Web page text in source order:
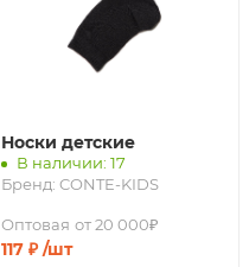
Носки детские
В наличии: 17
Бренд: CONTE-KIDS
Оптовая от 20 000₽
117₽ /шт